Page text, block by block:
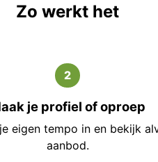
Zo werkt het
2
je profiel of oproep
eigen tempo in en bekijk
aanbod.